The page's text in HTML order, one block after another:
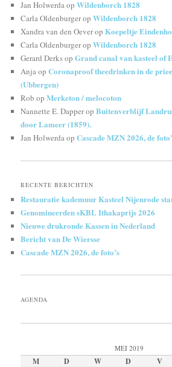
Jan HolwerdaopWildenborch 1828
Carla OldenburgeropWildenborch 1828
Xandra van den OeveropKoepeltje
Carla OldenburgeropWildenborch 1828
Gerard DerksopGrand canal van kasteel of
AnjaopCoronaproof theedrinken in de
(Ubbergen)
Rob opMerketon / melocoton
Nannette E. DapperopBuitenverblijf
door Lameer (1859).
Jan HolwerdaopCascade MZN 2026, de
RECENTE BERICHTEN
Restauratie kademuur Kasteel Nijenrode
Genomineerden sKBL Ithakaprijs 2026
Nieuwe drukronde Kassen in Nederland
Bericht van De Wiersse
Cascade MZN 2026, de foto’s
AGENDA
MEI 2019
M D W D V